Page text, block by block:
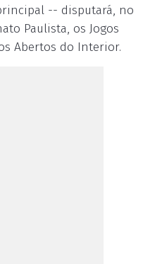
-- disputará, no
Paulista, os Jogos
Abertos do Interior.